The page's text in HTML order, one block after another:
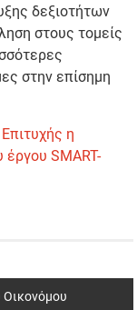
δεξιοτήτων
στους τομείς
στην επίσημη
η
SMART-
Οικονόμου